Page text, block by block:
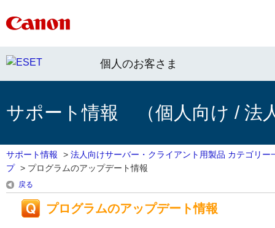
個人のお客さま
サポート情報 （個人向け / 法
サポート情報 > 法人向けサーバー・クライアント用製品 カテゴリー
プ > プログラムのアップデート情報
戻る
プログラムのアップデート情報